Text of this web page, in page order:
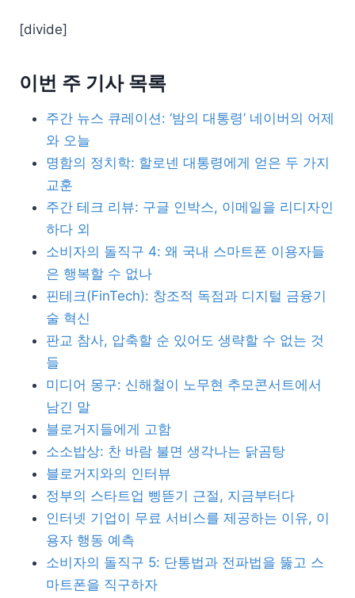
[divide]
이번 주 기사 목록
주간 뉴스 큐레이션: ‘밤의 대통령’ 네이버의 어제
와 오늘
명함의 정치학: 할로넨 대통령에게 얻은 두 가지
교훈
주간 테크 리뷰: 구글 인박스, 이메일을 리디자인
하다 외
소비자의 돌직구 4: 왜 국내 스마트폰 이용자들
은 행복할 수 없나
핀테크(FinTech): 창조적 독점과 디지털 금융기
술 혁신
판교 참사, 압축할 순 있어도 생략할 수 없는 것
들
미디어 몽구: 신해철이 노무현 추모콘서트에서
남긴 말
블로거지들에게 고함
소소밥상: 찬 바람 불면 생각나는 닭곰탕
블로거지와의 인터뷰
정부의 스타트업 삥뜯기 근절, 지금부터다
인터넷 기업이 무료 서비스를 제공하는 이유, 이
용자 행동 예측
소비자의 돌직구 5: 단통법과 전파법을 뚫고 스
마트폰을 직구하자